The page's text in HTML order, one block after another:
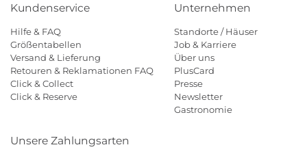
Kundenservice
Hilfe & FAQ
Größentabellen
Versand & Lieferung
Retouren & Reklamationen FAQ
Click & Collect
Click & Reserve
Unternehmen
Standorte / Häuser
Job & Karriere
Über uns
PlusCard
Presse
Newsletter
Gastronomie
Unsere Zahlungsarten